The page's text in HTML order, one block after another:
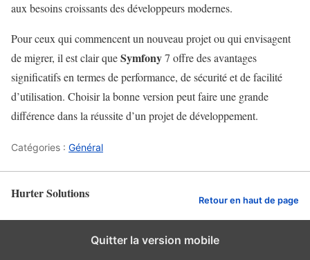
aux besoins croissants des développeurs modernes.
Pour ceux qui commencent un nouveau projet ou qui envisagent
de migrer, il est clair queSymfony7 offre des avantages
significatifs en termes de performance, de sécurité et de facilité
d’utilisation. Choisir la bonne version peut faire une grande
différence dans la réussite d’un projet de développement.
Catégories : Général
Hurter Solutions Retour en haut de page
Quitter la version mobile